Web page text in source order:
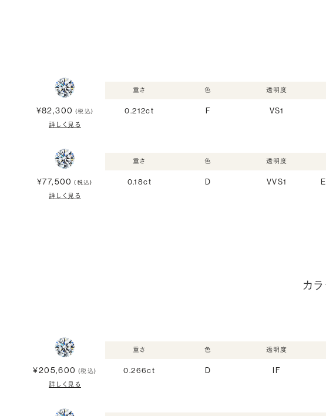
¥82,300 (税込)
詳しく見る
重さ
0.212ct
色
F
透明度
VS1
¥77,500 (税込)
詳しく見る
重さ
0.18ct
色
D
透明度
VVS1
カ
¥205,600 (税込)
詳しく見る
重さ
0.266ct
色
D
透明度
IF